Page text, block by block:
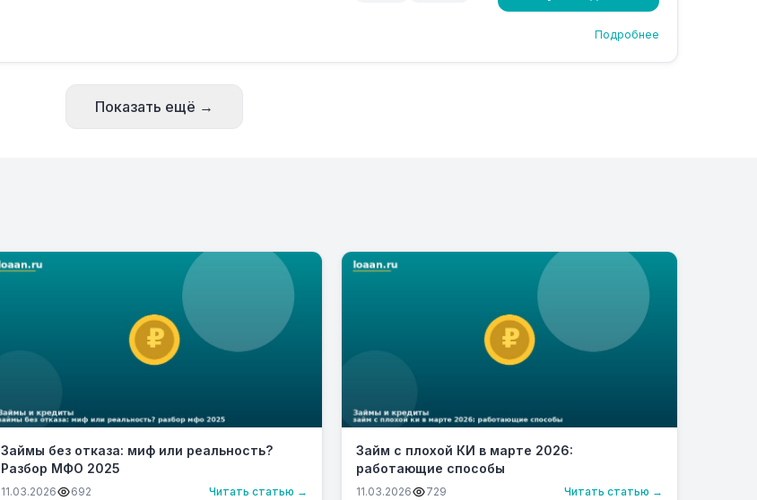
Подробнее
Показать ещё →
Займы без отказа: миф или реальность?
Разбор МФО 2025
11.03.2026 692 Читать статью →
Займ с плохой КИ в марте 2026:
работающие способы
11.03.2026 729 Читать статью →